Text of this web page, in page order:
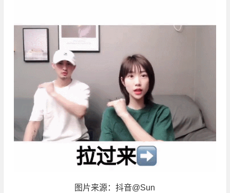
图片来源：抖音@Sun